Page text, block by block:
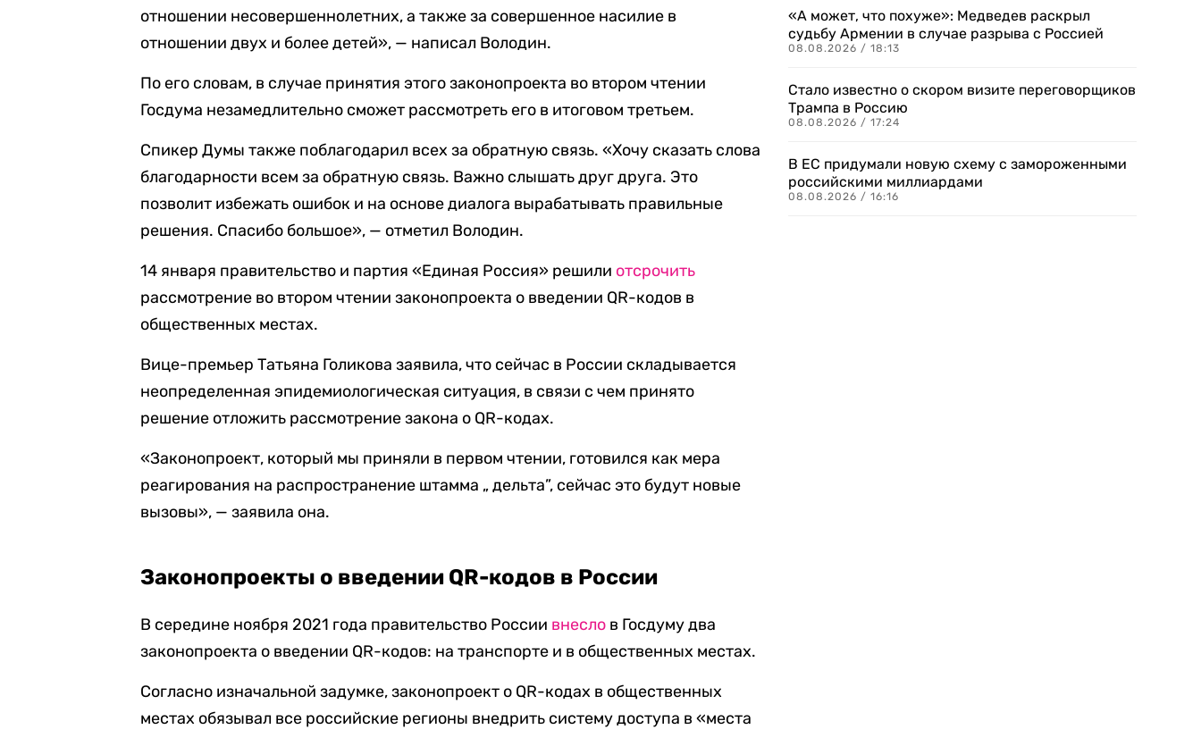
отношении несовершеннолетних, а также за совершенное насилие в
отношении двух и более детей», — написал Володин.
По его словам, в случае принятия этого законопроекта во втором чтении
Госдума незамедлительно сможет рассмотреть его в итоговом третьем.
Спикер Думы также поблагодарил всех за обратную связь. «Хочу сказать слова
благодарности всем за обратную связь. Важно слышать друг друга. Это
позволит избежать ошибок и на основе диалога вырабатывать правильные
решения. Спасибо большое», — отметил Володин.
14 января правительство и партия «Единая Россия» решили отсрочить
рассмотрение во втором чтении законопроекта о введении QR-кодов в
общественных местах.
Вице-премьер Татьяна Голикова заявила, что сейчас в России складывается
неопределенная эпидемиологическая ситуация, в связи с чем принято
решение отложить рассмотрение закона о QR-кодах.
«Законопроект, который мы приняли в первом чтении, готовился как мера
реагирования на распространение штамма „ дельта”, сейчас это будут новые
вызовы», — заявила она.
Законопроекты о введении QR-кодов в России
В середине ноября 2021 года правительство России внесло в Госдуму два
законопроекта о введении QR-кодов: на транспорте и в общественных местах.
Согласно изначальной задумке, законопроект о QR-кодах в общественных
местах обязывал все российские регионы внедрить систему доступа в «места
«А может, что похуже»: Медведев раскрыл
судьбу Армении в случае разрыва с Россией
08.08.2026 / 18:13
Стало известно о скором визите переговорщиков
Трампа в Россию
08.08.2026 / 17:24
В ЕС придумали новую схему с замороженными
российскими миллиардами
08.08.2026 / 16:16